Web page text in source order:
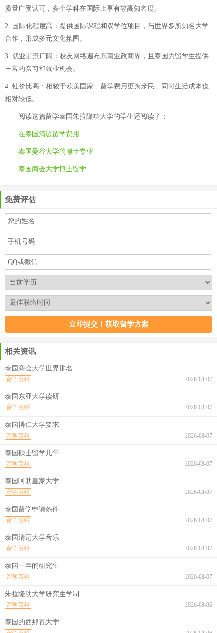
质量广受认可，多个学科在国际上享有较高知名度。
2. 国际化程度高：提供国际课程和双学位项目，与世界多所知名大学
合作，形成多元文化氛围。
3. 就业前景广阔：校友网络遍布东南亚政商界，且泰国为留学生提供
丰富的实习和就业机会。
4. 性价比高：相较于欧美国家，留学费用更为亲民，同时生活成本也
相对较低。
阅读这篇留学泰国朱拉隆功大学的学生还阅读了：
在泰国清迈留学费用
泰国曼谷大学的博士专业
泰国商会大学博士留学
免费评估
相关资讯
泰国商会大学世界排名
2026-08-07
留学百科
泰国东亚大学读研
2026-08-07
留学百科
泰国博仁大学要求
2026-08-07
留学百科
泰国硕士留学几年
2026-08-07
留学百科
泰国呵叻皇家大学
2026-08-07
留学百科
泰国留学申请条件
2026-08-07
留学百科
泰国清迈大学音乐
2026-08-07
留学百科
泰国一年的研究生
2026-08-07
留学百科
朱拉隆功大学研究生学制
2026-08-06
留学百科
泰国的西那瓦大学